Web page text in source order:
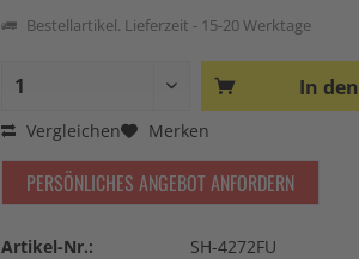
Bestellartikel. Lieferzeit - 15-20 Werktage
In den
Vergleichen Merken
PERSÖNLICHES ANGEBOT ANFORDERN
Artikel-Nr.: SH-4272FU